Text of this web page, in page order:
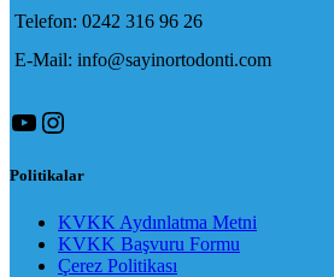
Telefon: 0242 316 96 26
E-Mail: info@sayinortodonti.com
YouTube
Instagram
Politikalar
KVKK Aydınlatma Metni
KVKK Başvuru Formu
Çerez Politikası